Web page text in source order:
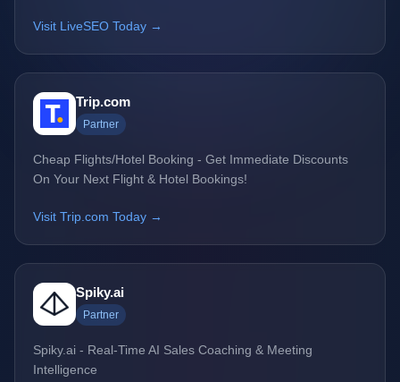
Visit LiveSEO Today →
Trip.com
Partner
Cheap Flights/Hotel Booking - Get Immediate Discounts
On Your Next Flight & Hotel Bookings!
Visit Trip.com Today →
Spiky.ai
Partner
Spiky.ai - Real-Time AI Sales Coaching & Meeting
Intelligence